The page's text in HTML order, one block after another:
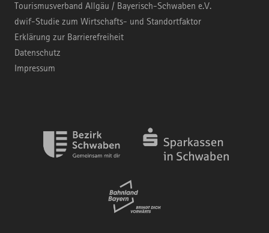
Tourismusverband Allgäu / Bayerisch-Schwaben e.V.
dwif-Studie zum Wirtschafts- und Standortfaktor
Erklärung zur Barrierefreiheit
Datenschutz
Impressum